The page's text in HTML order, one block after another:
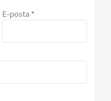
E-posta *